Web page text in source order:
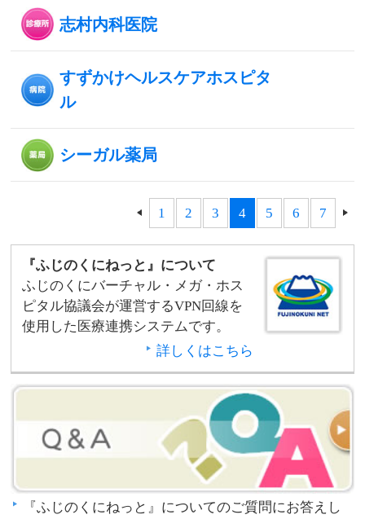
志村内科医院
すずかけヘルスケアホスピタ
ル
シーガル薬局
1 2 3 4 5 6 7
『ふじのくにねっと』について
ふじのくにバーチャル・メガ・ホス
ピタル協議会が運営するVPN回線を
使用した医療連携システムです。
詳しくはこちら
『ふじのくにねっと』についてのご質問にお答えし